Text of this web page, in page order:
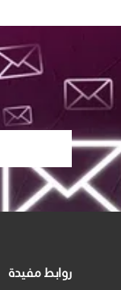
روابط مفيدة